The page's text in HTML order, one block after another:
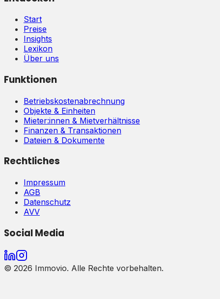
Start
Preise
Insights
Lexikon
Über uns
Funktionen
Betriebskostenabrechnung
Objekte & Einheiten
Mieter:innen & Mietverhältnisse
Finanzen & Transaktionen
Dateien & Dokumente
Rechtliches
Impressum
AGB
Datenschutz
AVV
Social Media
© 2026 Immovio. Alle Rechte vorbehalten.